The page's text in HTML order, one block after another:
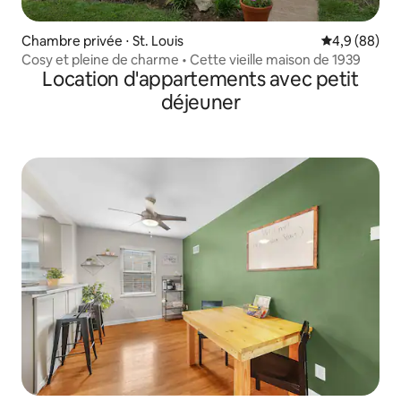
Chambre privée ⋅ St. Louis Évaluation
4,9 (88)
Cosy et pleine de charme • Cette vieille maison de 1939
Location d'appartements avec petit
déjeuner